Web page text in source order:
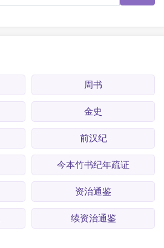
周书
金史
前汉纪
今本竹书纪年疏证
资治通鉴
续资治通鉴